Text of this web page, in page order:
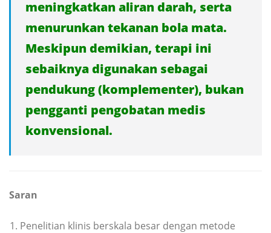
meningkatkan aliran darah, serta
menurunkan tekanan bola mata.
Meskipun demikian, terapi ini
sebaiknya digunakan sebagai
pendukung (komplementer), bukan
pengganti pengobatan medis
konvensional.
Saran
Penelitian klinis berskala besar dengan metode